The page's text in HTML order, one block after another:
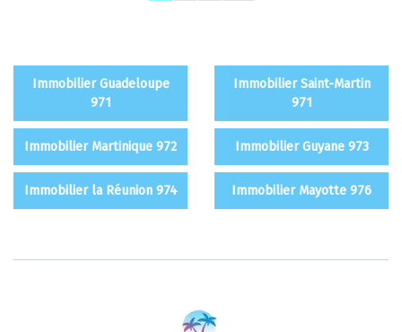
Immobilier Guadeloupe
971
Immobilier Saint-Martin
971
Immobilier Martinique 972 Immobilier Guyane 973
Immobilier la Réunion 974 Immobilier Mayotte 976